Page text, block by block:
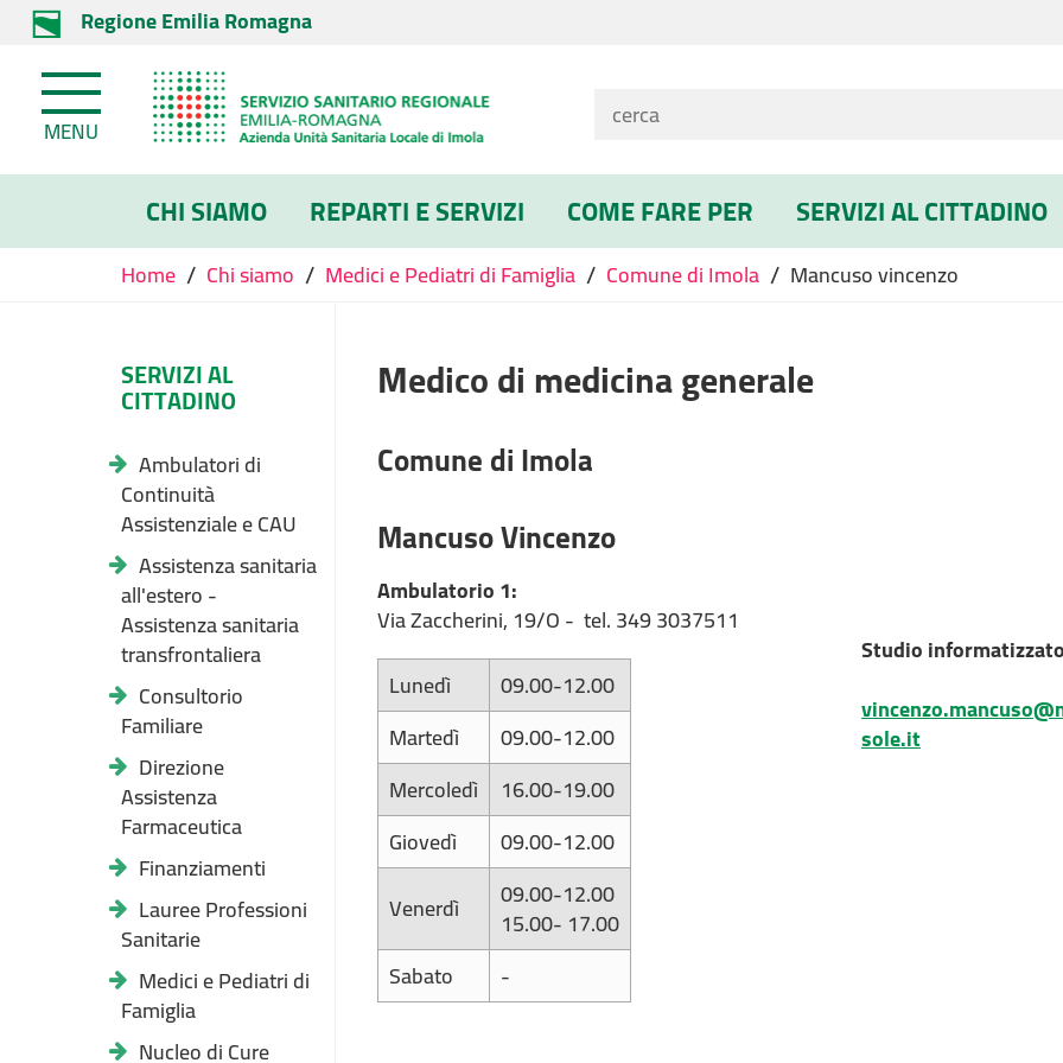
Regione Emilia Romagna
MENU
CHI SIAMO REPARTI E SERVIZI COME FARE PER SERVIZI AL CITTADINO
Home / Chi siamo / Medici e Pediatri di Famiglia / Comune di Imola / Mancuso vincenzo
SERVIZI AL
CITTADINO
Ambulatori di
Continuità
Assistenziale e CAU
Assistenza sanitaria
all'estero -
Assistenza sanitaria
transfrontaliera
Consultorio
Familiare
Direzione
Assistenza
Farmaceutica
Finanziamenti
Lauree Professioni
Sanitarie
Medici e Pediatri di
Famiglia
Nucleo di Cure
Medico di medicina generale
Comune di Imola
Mancuso Vincenzo
Ambulatorio 1:
Via Zaccherini, 19/O - tel. 349 3037511
Lunedì
09.00-12.00
Martedì
09.00-12.00
Mercoledì
16.00-19.00
Giovedì
09.00-12.00
Venerdì
09.00-12.00
15.00- 17.00
Sabato
-
Studio informatizzato
sole.it